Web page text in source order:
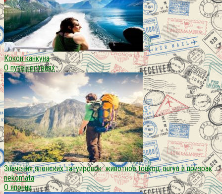
Кокон канкуна
О путешествиях
Значения японских татуировок. животное toukou, ouryu и призрак
nekomata
О японии